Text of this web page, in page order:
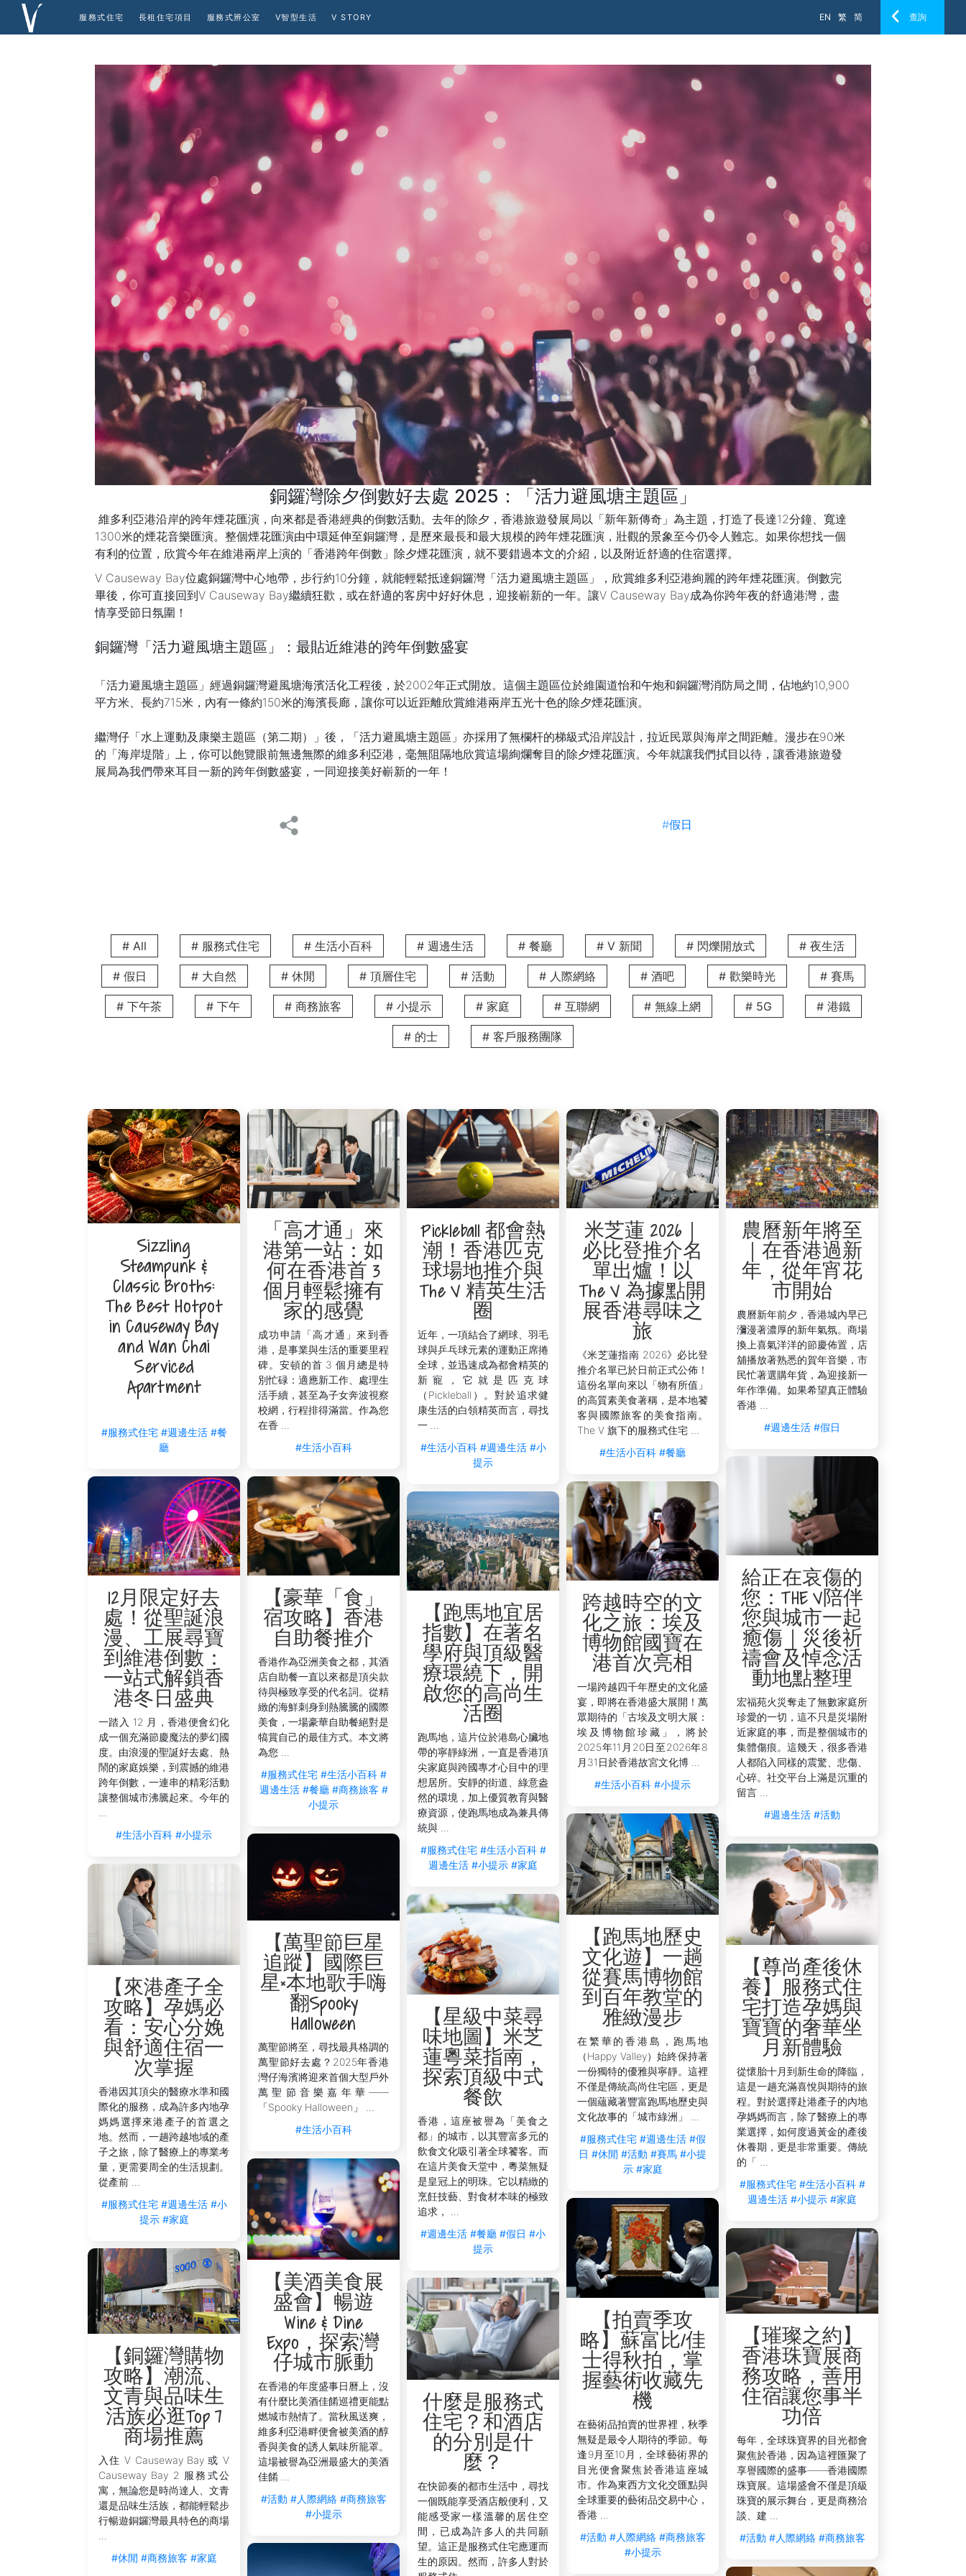
EN 繁 简 查詢
服務式住宅 長租住宅項目 服務式辨公室 V智型生活 V STORY
銅鑼灣除夕倒數好去處 2025：「活力避風塘主題區」
維多利亞港沿岸的跨年煙花匯演，向來都是香港經典的倒數活動。去年的除夕，香港旅遊發展局以「新年新傳奇」為主題，打造了長達12分鐘、寬達
1300米的煙花音樂匯演。整個煙花匯演由中環延伸至銅鑼灣，是歷來最長和最大規模的跨年煙花匯演，壯觀的景象至今仍令人難忘。如果你想找一個
有利的位置，欣賞今年在維港兩岸上演的「香港跨年倒數」除夕煙花匯演，就不要錯過本文的介紹，以及附近舒適的住宿選擇。
V Causeway Bay位處銅鑼灣中心地帶，步行約10分鐘，就能輕鬆抵達銅鑼灣「活力避風塘主題區」，欣賞維多利亞港絢麗的跨年煙花匯演。倒數完
畢後，你可直接回到V Causeway Bay繼續狂歡，或在舒適的客房中好好休息，迎接嶄新的一年。讓V Causeway Bay成為你跨年夜的舒適港灣，盡
情享受節日氛圍！
銅鑼灣「活力避風塘主題區」：最貼近維港的跨年倒數盛宴
「活力避風塘主題區」經過銅鑼灣避風塘海濱活化工程後，於2002年正式開放。這個主題區位於維園道怡和午炮和銅鑼灣消防局之間，佔地約10,900
平方米、長約715米，內有一條約150米的海濱長廊，讓你可以近距離欣賞維港兩岸五光十色的除夕煙花匯演。
繼灣仔「水上運動及康樂主題區（第二期）」後，「活力避風塘主題區」亦採用了無欄杆的梯級式沿岸設計，拉近民眾與海岸之間距離。漫步在90米
的「海岸堤階」上，你可以飽覽眼前無邊無際的維多利亞港，毫無阻隔地欣賞這場絢爛奪目的除夕煙花匯演。今年就讓我們拭目以待，讓香港旅遊發
展局為我們帶來耳目一新的跨年倒數盛宴，一同迎接美好嶄新的一年！
在銅鑼灣「活力避風塘主題區」，欣賞完「香港跨年倒數」除夕煙花匯演後，想立即享受奢華舒適的住宿體驗？附近的V Causeway Bay將是你的不
#假日
# All # 服務式住宅 # 生活小百科 # 週邊生活 # 餐廳 # V 新聞 # 閃爍開放式 # 夜生活
# 假日 # 大自然 # 休閒 # 頂層住宅 # 活動 # 人際網絡 # 酒吧 # 歡樂時光 # 賽馬
# 下午茶 # 下午 # 商務旅客 # 小提示 # 家庭 # 互聯網 # 無線上網 # 5G # 港鐵
# 的士 # 客戶服務團隊
Sizzling
Steampunk &
Classic Broths:
The Best Hotpot
in Causeway Bay
and Wan Chai
Serviced
Apartment
#服務式住宅 #週邊生活 #餐
廳
「高才通」來
港第一站：如
何在香港首 3
個月輕鬆擁有
家的感覺
成功申請「高才通」來到香
港，是事業與生活的重要里程
碑。安頓的首 3 個月總是特
別忙碌：適應新工作、處理生
活手續，甚至為子女奔波視察
校網，行程排得滿當。作為您
在香 ...
#生活小百科
Pickleball 都會熱
潮！香港匹克
球場地推介與
The V 精英生活
圈
近年，一項結合了網球、羽毛
球與乒乓球元素的運動正席捲
全球，並迅速成為都會精英的
新寵，它就是匹克球
（Pickleball）。對於追求健
康生活的白領精英而言，尋找
一 ...
#生活小百科 #週邊生活 #小
提示
米芝蓮 2026｜
必比登推介名
單出爐！以
The V 為據點開
展香港尋味之
旅
《米芝蓮指南 2026》必比登
推介名單已於日前正式公佈！
這份名單向來以「物有所值」
的高質素美食著稱，是本地饕
客與國際旅客的美食指南。
The V 旗下的服務式住宅 ...
#生活小百科 #餐廳
農曆新年將至
｜在香港過新
年，從年宵花
市開始
農曆新年前夕，香港城內早已
瀰漫著濃厚的新年氣氛。商場
換上喜氣洋洋的節慶佈置，店
舖播放著熟悉的賀年音樂，市
民忙著選購年貨，為迎接新一
年作準備。如果希望真正體驗
香港 ...
#週邊生活 #假日
給正在哀傷的
您：THE V陪伴
您與城市一起
癒傷｜災後祈
禱會及悼念活
動地點整理
宏福苑火災奪走了無數家庭所
珍愛的一切，這不只是災場附
近家庭的事，而是整個城市的
集體傷痕。這幾天，很多香港
人都陷入同樣的震驚、悲傷、
心碎。社交平台上滿是沉重的
留言 ...
#週邊生活 #活動
【豪華「食」
宿攻略】香港
自助餐推介
香港作為亞洲美食之都，其酒
店自助餐一直以來都是頂尖款
待與極致享受的代名詞。從精
緻的海鮮刺身到熱騰騰的國際
美食，一場豪華自助餐絕對是
犒賞自己的最佳方式。本文將
為您 ...
#服務式住宅 #生活小百科 #
週邊生活 #餐廳 #商務旅客 #
小提示
12月限定好去
處！從聖誕浪
漫、工展尋寶
到維港倒數：
一站式解鎖香
港冬日盛典
一踏入 12 月，香港便會幻化
成一個充滿節慶魔法的夢幻國
度。由浪漫的聖誕好去處、熱
鬧的家庭娛樂，到震撼的維港
跨年倒數，一連串的精彩活動
讓整個城市沸騰起來。今年的
#生活小百科 #小提示
跨越時空的文
化之旅：埃及
博物館國寶在
港首次亮相
一場跨越四千年歷史的文化盛
宴，即將在香港盛大展開！萬
眾期待的「古埃及文明大展：
埃及博物館珍藏」，將於
2025年11月20日至2026年8
月31日於香港故宮文化博 ...
#生活小百科 #小提示
【跑馬地宜居
指數】在著名
學府與頂級醫
療環繞下，開
啟您的高尚生
活圈
跑馬地，這片位於港島心臟地
帶的寧靜綠洲，一直是香港頂
尖家庭與跨國專才心目中的理
想居所。安靜的街道、綠意盎
然的環境，加上優質教育與醫
療資源，使跑馬地成為兼具傳
統與 ...
#服務式住宅 #生活小百科 #
週邊生活 #小提示 #家庭
【跑馬地歷史
文化遊】一趟
從賽馬博物館
到百年教堂的
雅緻漫步
在繁華的香港島，跑馬地
（Happy Valley）始終保持著
一份獨特的優雅與寧靜。這裡
不僅是傳統高尚住宅區，更是
一個蘊藏著豐富跑馬地歷史與
文化故事的「城市綠洲」 ...
#服務式住宅 #週邊生活 #假
日 #休閒 #活動 #賽馬 #小提
示 #家庭
【萬聖節巨星
追蹤】國際巨
星×本地歌手嗨
翻Spooky
Halloween
萬聖節將至，尋找最具格調的
萬聖節好去處？2025年香港
灣仔海濱將迎來首個大型戶外
萬聖節音樂嘉年華——
「Spooky Halloween」 ...
#生活小百科
【尊尚產後休
養】服務式住
宅打造孕媽與
寶寶的奢華坐
月新體驗
從懷胎十月到新生命的降臨，
這是一趟充滿喜悅與期待的旅
程。對於選擇赴港產子的內地
孕媽媽而言，除了醫療上的專
業選擇，如何度過黃金的產後
休養期，更是非常重要。傳統
的「 ...
#服務式住宅 #生活小百科 #
週邊生活 #小提示 #家庭
【來港產子全
攻略】孕媽必
看：安心分娩
與舒適住宿一
次掌握
香港因其頂尖的醫療水準和國
際化的服務，成為許多內地孕
媽媽選擇來港產子的首選之
地。然而，一趟跨越地域的產
子之旅，除了醫療上的專業考
量，更需要周全的生活規劃。
從產前 ...
#服務式住宅 #週邊生活 #小
提示 #家庭
【星級中菜尋
味地圖】米芝
蓮粵菜指南，
探索頂級中式
餐飲
香港，這座被譽為「美食之
都」的城市，以其豐富多元的
飲食文化吸引著全球饕客。而
在這片美食天堂中，粵菜無疑
是皇冠上的明珠。它以精緻的
烹飪技藝、對食材本味的極致
追求， ...
#週邊生活 #餐廳 #假日 #小
提示
【美酒美食展
盛會】暢遊
Wine & Dine
Expo，探索灣
仔城市脈動
在香港的年度盛事日曆上，沒
有什麼比美酒佳餚巡禮更能點
燃城市熱情了。當秋風送爽，
維多利亞港畔便會被美酒的醇
香與美食的誘人氣味所籠罩。
這場被譽為亞洲最盛大的美酒
佳餚 ...
#活動 #人際網絡 #商務旅客
#小提示
【拍賣季攻
略】蘇富比/佳
士得秋拍，掌
握藝術收藏先
機
在藝術品拍賣的世界裡，秋季
無疑是最令人期待的季節。每
逢9月至10月，全球藝術界的
目光便會聚焦於香港這座城
市。作為東西方文化交匯點與
全球重要的藝術品交易中心，
香港 ...
#活動 #人際網絡 #商務旅客
#小提示
【璀璨之約】
香港珠寶展商
務攻略，善用
住宿讓您事半
功倍
每年，全球珠寶界的目光都會
聚焦於香港，因為這裡匯聚了
享譽國際的盛事——香港國際
珠寶展。這場盛會不僅是頂級
珠寶的展示舞台，更是商務洽
談、建 ...
#活動 #人際網絡 #商務旅客
【銅鑼灣購物
攻略】潮流、
文青與品味生
活族必逛Top 7
商場推薦
入住 V Causeway Bay 或 V
Causeway Bay 2 服務式公
寓，無論您是時尚達人、文青
還是品味生活族，都能輕鬆步
行暢遊銅鑼灣最具特色的商場
#休閒 #商務旅客 #家庭
什麼是服務式
住宅？和酒店
的分別是什
麼？
在快節奏的都市生活中，尋找
一個既能享受酒店般便利，又
能感受家一樣溫馨的居住空
間，已成為許多人的共同願
望。這正是服務式住宅應運而
生的原因。然而，許多人對於